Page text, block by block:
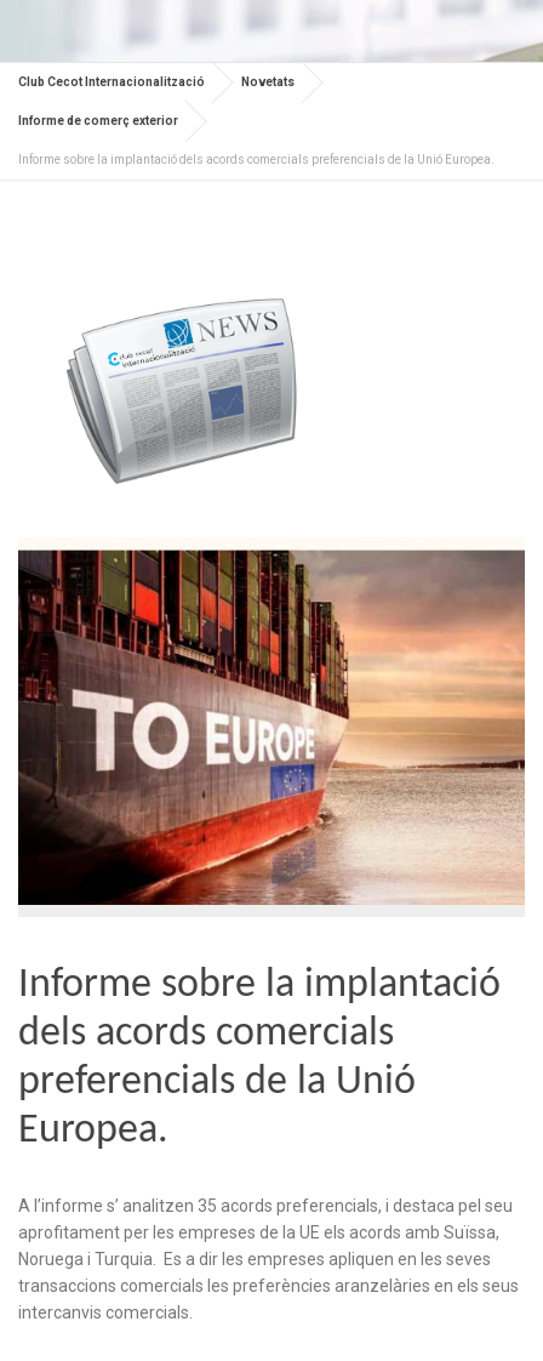
Club Cecot Internacionalització Novetats
Informe de comerç exterior
Informe sobre la implantació dels acords comercials preferencials de la Unió Europea.
Informe sobre la implantació
dels acords comercials
preferencials de la Unió
Europea.
A l’informe s’ analitzen 35 acords preferencials, i destaca pel seu
aprofitament per les empreses de la UE els acords amb Suïssa,
Noruega i Turquia. Es a dir les empreses apliquen en les seves
transaccions comercials les preferències aranzelàries en els seus
intercanvis comercials.